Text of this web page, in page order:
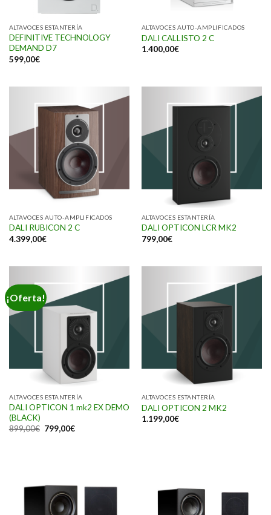
ALTAVOCES ESTANTERÍA
DEFINITIVE TECHNOLOGY
DEMAND D7
599,00€
ALTAVOCES AUTO-AMPLIFICADOS
DALI CALLISTO 2 C
1.400,00€
ALTAVOCES AUTO-AMPLIFICADOS
DALI RUBICON 2 C
4.399,00€
ALTAVOCES ESTANTERÍA
DALI OPTICON LCR MK2
799,00€
¡Oferta!
ALTAVOCES ESTANTERÍA
DALI OPTICON 1 mk2 EX DEMO
(BLACK)
899,00€ 799,00€
ALTAVOCES ESTANTERÍA
DALI OPTICON 2 MK2
1.199,00€